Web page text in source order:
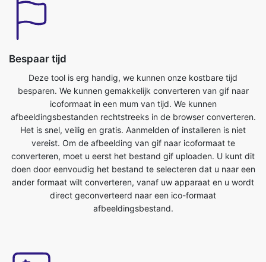
Bespaar tijd
Deze tool is erg handig, we kunnen onze kostbare tijd
besparen. We kunnen gemakkelijk converteren van gif naar
afbeeldingsbestanden rechtstreeks in de browser converteren.
Het is snel, veilig en gratis. Aanmelden of installeren is niet
vereist. Om de afbeelding van gif naar icoformaat te
converteren, moet u eerst het bestand gif uploaden. U kunt dit
doen door eenvoudig het bestand te selecteren dat u naar een
ander formaat wilt converteren, vanaf uw apparaat en u wordt
direct geconverteerd naar een ico-formaat
afbeeldingsbestand.
Beste kwaliteit